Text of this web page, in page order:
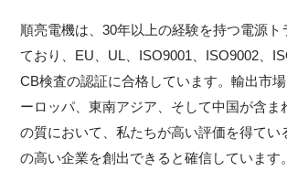
順亮電機は、30年以上の経験を持つ電源ト
ており、EU、UL、ISO9001、ISO9002、
CB検査の認証に合格しています。輸出市
ーロッパ、東南アジア、そして中国が含ま
の質において、私たちが高い評価を得てい
の高い企業を創出できると確信しています。